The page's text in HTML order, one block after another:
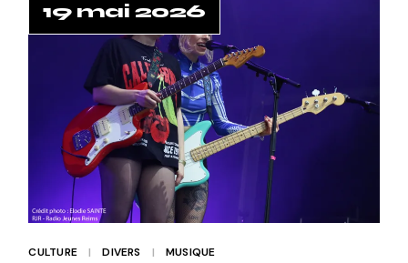
19 mai 2026
CULTURE DIVERS MUSIQUE